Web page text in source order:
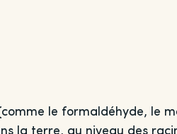
le formaldéhyde, le
la terre, au niveau des